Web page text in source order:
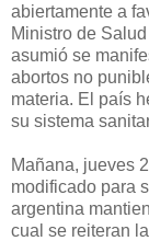
abiertamente a
Ministro de
asumió se
abortos no
materia. El país
su sistema
Mañana, jueves
modificado para
argentina
cual se reiteran